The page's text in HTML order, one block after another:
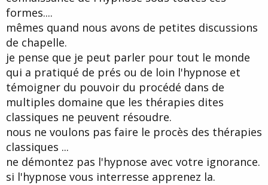
formes....
mêmes quand nous avons de petites discussions
de chapelle.
je pense que je peut parler pour tout le monde
qui a pratiqué de prés ou de loin l'hypnose et
témoigner du pouvoir du procédé dans de
multiples domaine que les thérapies dites
classiques ne peuvent résoudre.
nous ne voulons pas faire le procès des thérapies
classiques ...
ne démontez pas l'hypnose avec votre ignorance.
si l'hypnose vous interresse apprenez la.